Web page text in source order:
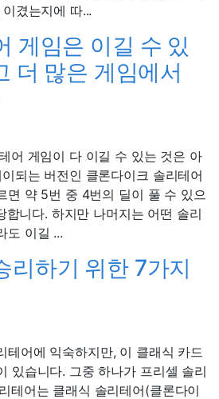
겼는지에 따...
게임은 이길 수 있
더 많은 게임에서
어 게임이 다 이길 수 있는 것은 아
되는 버전인 클론다이크 솔리테어
면 약 5번 중 4번의 딜이 풀 수 있으
합니다. 하지만 나머지는 어떤 솔리
도 이길 ...
리하기 위한 7가지
테어에 익숙하지만, 이 클래식 카드
있습니다. 그중 하나가 프리셀 솔리
테어는 클래식 솔리테어(클론다이